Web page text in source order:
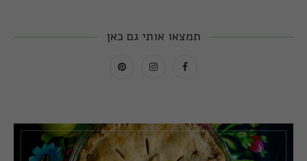
תמצאו אותי גם כאן